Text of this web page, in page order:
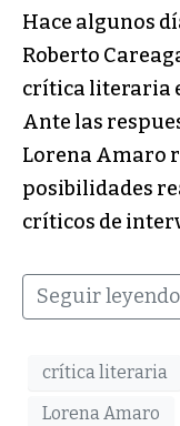
Hace algunos
Roberto
crítica literaria
Ante las
Lorena Amaro
posibilidades
críticos de
Seguir leyendo
crítica literaria
Lorena Amaro